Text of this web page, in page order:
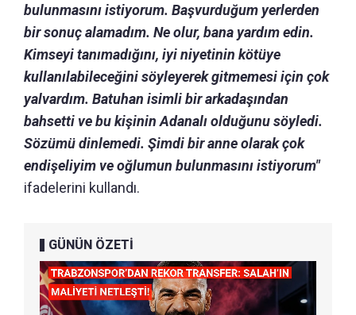
bulunmasını istiyorum. Başvurduğum yerlerden
bir sonuç alamadım. Ne olur, bana yardım edin.
Kimseyi tanımadığını, iyi niyetinin kötüye
kullanılabileceğini söyleyerek gitmemesi için çok
yalvardım. Batuhan isimli bir arkadaşından
bahsetti ve bu kişinin Adanalı olduğunu söyledi.
Sözümü dinlemedi. Şimdi bir anne olarak çok
endişeliyim ve oğlumun bulunmasını istiyorum"
ifadelerini kullandı.
GÜNÜN ÖZETİ